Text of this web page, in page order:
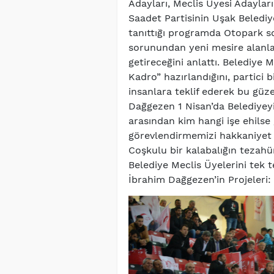
Adayları, Meclis Üyesi
Saadet Partisinin Uşak
tanıttığı programda Otopark
sorunundan yeni mesire
getireceğini anlattı. Belediye
Kadro” hazırlandığını,
insanlara teklif ederek bu
Dağgezen 1 Nisan’da
arasından kim hangi işe ehilse
görevlendirmemizi hakkaniyet
Coşkulu bir kalabalığın
Belediye Meclis Üyelerini tek
İbrahim Dağgezen’in Projeleri: